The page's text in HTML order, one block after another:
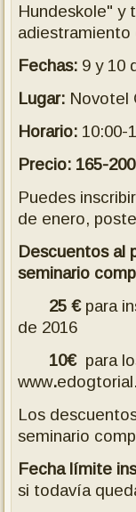
Hundeskole" y
adiestramiento
Fechas: 9 y 10
Lugar: Novotel
Horario: 10:00-
Precio: 165-
Puedes
de enero,
Descuentos al
seminario
25 €para
de 2016
10€ para
www.
Los
seminario
Fecha límite
si todavía